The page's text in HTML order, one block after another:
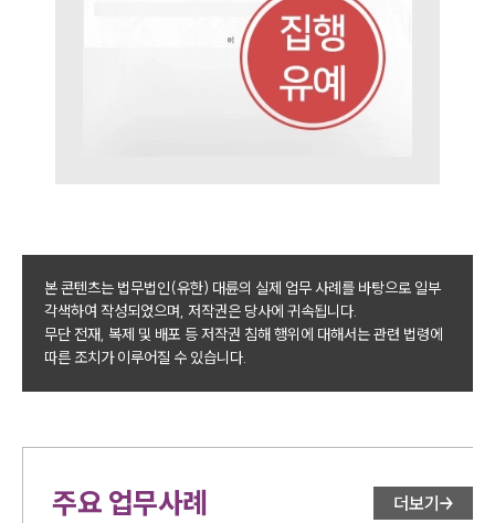
본 콘텐츠는 법무법인(유한) 대륜의 실제 업무 사례를 바탕으로 일부
각색하여 작성되었으며, 저작권은 당사에 귀속됩니다.
무단 전재, 복제 및 배포 등 저작권 침해 행위에 대해서는 관련 법령에
따른 조치가 이루어질 수 있습니다.
주요 업무사례 더보기